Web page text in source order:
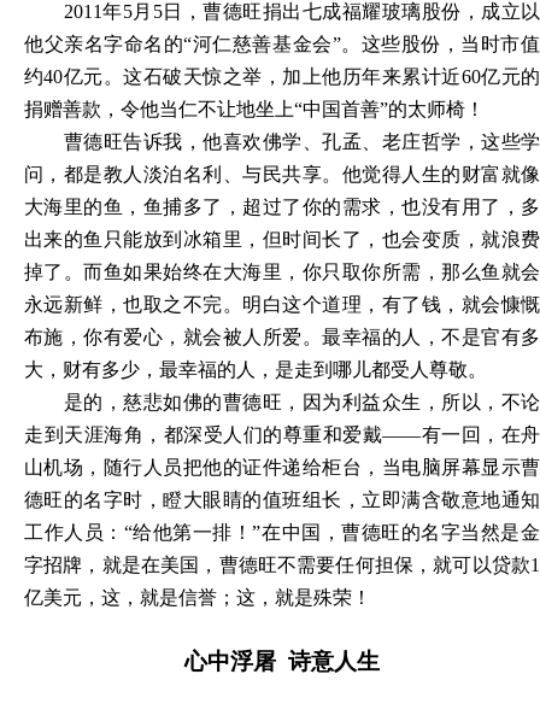
2011年5月5日，曹德旺捐出七成福耀玻璃股份，成立以
他父亲名字命名的“河仁慈善基金会”。这些股份，当时市值
约40亿元。这石破天惊之举，加上他历年来累计近60亿元的
捐赠善款，令他当仁不让地坐上“中国首善”的太师椅！
曹德旺告诉我，他喜欢佛学、孔孟、老庄哲学，这些学
问，都是教人淡泊名利、与民共享。他觉得人生的财富就像
大海里的鱼，鱼捕多了，超过了你的需求，也没有用了，多
出来的鱼只能放到冰箱里，但时间长了，也会变质，就浪费
掉了。而鱼如果始终在大海里，你只取你所需，那么鱼就会
永远新鲜，也取之不完。明白这个道理，有了钱，就会慷慨
布施，你有爱心，就会被人所爱。最幸福的人，不是官有多
大，财有多少，最幸福的人，是走到哪儿都受人尊敬。
是的，慈悲如佛的曹德旺，因为利益众生，所以，不论
走到天涯海角，都深受人们的尊重和爱戴——有一回，在舟
山机场，随行人员把他的证件递给柜台，当电脑屏幕显示曹
德旺的名字时，瞪大眼睛的值班组长，立即满含敬意地通知
工作人员：“给他第一排！”在中国，曹德旺的名字当然是金
字招牌，就是在美国，曹德旺不需要任何担保，就可以贷款1
亿美元，这，就是信誉；这，就是殊荣！
心中浮屠 诗意人生